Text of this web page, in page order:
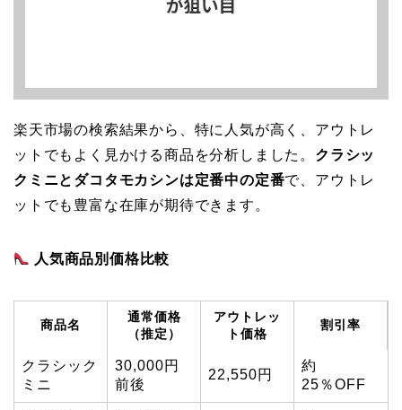
楽天市場の検索結果から、特に人気が高く、アウトレ
ットでもよく見かける商品を分析しました。 クラシッ
クミニとダコタモカシンは定番中の定番で、アウトレ
ットでも豊富な在庫が期待できます。
人気商品別価格比較
商品名
通常価格
（推定）
アウトレッ
ト価格
割引率
クラシック
ミニ
30,000円
前後
22,550円
約
25％OFF